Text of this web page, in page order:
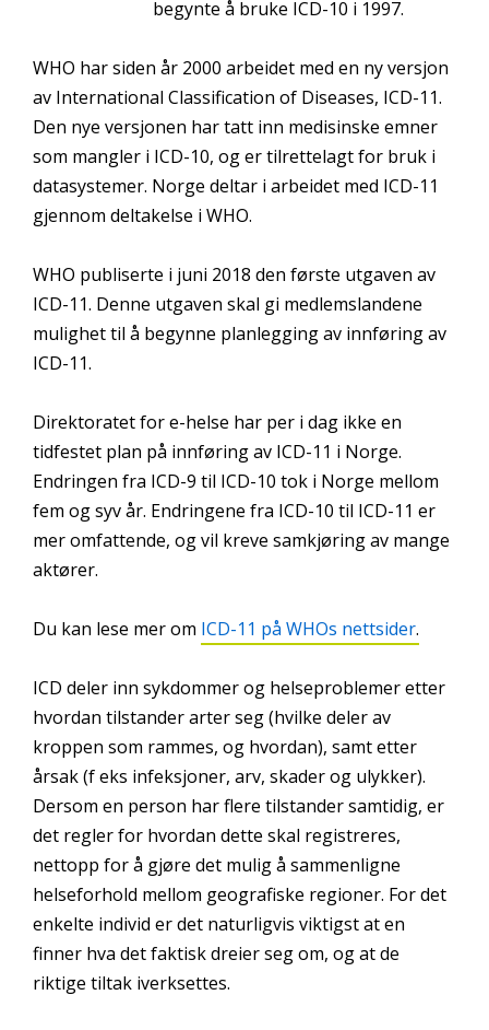
begynte å bruke ICD-10 i 1997.
WHO har siden år 2000 arbeidet med en ny versjon
av International Classification of Diseases, ICD-11.
Den nye versjonen har tatt inn medisinske emner
som mangler i ICD-10, og er tilrettelagt for bruk i
datasystemer. Norge deltar i arbeidet med ICD-11
gjennom deltakelse i WHO.
WHO publiserte i juni 2018 den første utgaven av
ICD-11. Denne utgaven skal gi medlemslandene
mulighet til å begynne planlegging av innføring av
ICD-11.
Direktoratet for e-helse har per i dag ikke en
tidfestet plan på innføring av ICD-11 i Norge.
Endringen fra ICD-9 til ICD-10 tok i Norge mellom
fem og syv år. Endringene fra ICD-10 til ICD-11 er
mer omfattende, og vil kreve samkjøring av mange
aktører.
Du kan lese mer om ICD-11 på WHOs nettsider.
ICD deler inn sykdommer og helseproblemer etter
hvordan tilstander arter seg (hvilke deler av
kroppen som rammes, og hvordan), samt etter
årsak (f eks infeksjoner, arv, skader og ulykker).
Dersom en person har flere tilstander samtidig, er
det regler for hvordan dette skal registreres,
nettopp for å gjøre det mulig å sammenligne
helseforhold mellom geografiske regioner. For det
enkelte individ er det naturligvis viktigst at en
finner hva det faktisk dreier seg om, og at de
riktige tiltak iverksettes.